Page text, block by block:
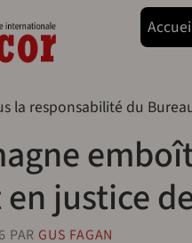
Navegação
la responsabilité du
justice
PAR GUS FAGAN